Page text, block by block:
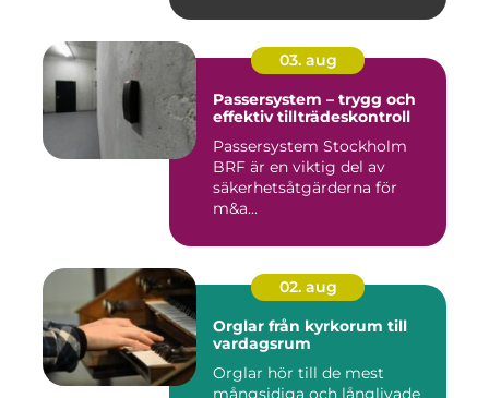
03. aug
Passersystem – trygg och
effektiv tillträdeskontroll
Passersystem Stockholm
BRF är en viktig del av
säkerhetsåtgärderna för
m&a...
02. aug
Orglar från kyrkorum till
vardagsrum
Orglar hör till de mest
mångsidiga och långlivade